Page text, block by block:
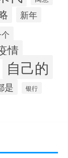
新年
情
自己的
是 银行